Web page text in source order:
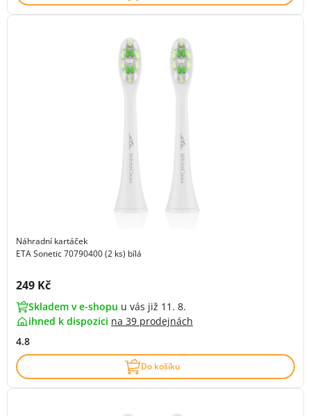
Náhradní kartáček
ETA Sonetic 70790400 (2 ks) bílá
Cena s DPH:
249 Kč
Skladem v e-shopu u vás již 11. 8.
ihned k dispozici na 39 prodejnách
4.8
Do košíku